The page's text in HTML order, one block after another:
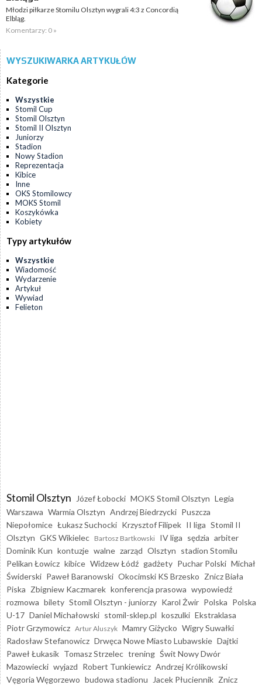
Młodzi piłkarze Stomilu Olsztyn wygrali 4:3 z Concordią
Elbląg.
Komentarzy: 0 »
WYSZUKIWARKA ARTYKUŁÓW
Kategorie
Wszystkie
Stomil Cup
Stomil Olsztyn
Stomil II Olsztyn
Juniorzy
Stadion
Nowy Stadion
Reprezentacja
Kibice
Inne
OKS Stomilowcy
MOKS Stomil
Koszykówka
Kobiety
Typy artykułów
Wszystkie
Wiadomość
Wydarzenie
Artykuł
Wywiad
Felieton
Stomil Olsztyn Józef Łobocki MOKS Stomil Olsztyn Legia
Warszawa Warmia Olsztyn Andrzej Biedrzycki Puszcza
Niepołomice Łukasz Suchocki Krzysztof Filipek II liga Stomil II
Olsztyn GKS Wikielec Bartosz Bartkowski IV liga sędzia arbiter
Dominik Kun kontuzje walne zarząd Olsztyn stadion Stomilu
Pelikan Łowicz kibice Widzew Łódź gadżety Puchar Polski Michał
Świderski Paweł Baranowski Okocimski KS Brzesko Znicz Biała
Piska Zbigniew Kaczmarek konferencja prasowa wypowiedź
rozmowa bilety Stomil Olsztyn - juniorzy Karol Żwir Polska Polska
U-17 Daniel Michałowski stomil-sklep.pl koszulki Ekstraklasa
Piotr Grzymowicz Artur Aluszyk Mamry Giżycko Wigry Suwałki
Radosław Stefanowicz Drwęca Nowe Miasto Lubawskie Dajtki
Paweł Łukasik Tomasz Strzelec trening Świt Nowy Dwór
Mazowiecki wyjazd Robert Tunkiewicz Andrzej Królikowski
Vęgoria Węgorzewo budowa stadionu Jacek Płuciennik Znicz